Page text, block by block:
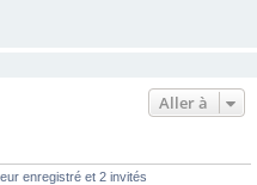
Aller à
enregistré et 2 invités